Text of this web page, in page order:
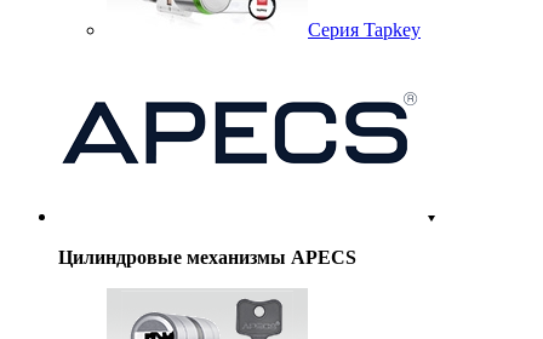
Серия Tapkey
Цилиндровые механизмы APECS